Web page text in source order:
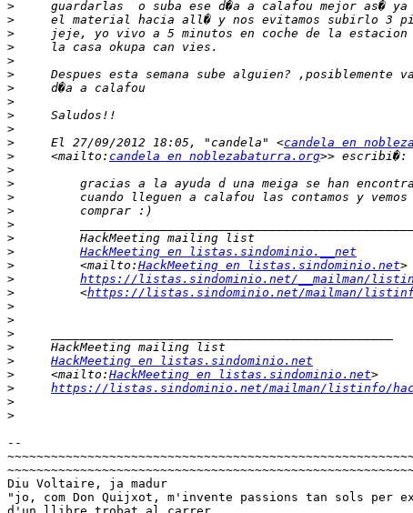
>
>
>
>
>
>
>
>
>
>
>
     El 27/09/2012 18:05, "candela" <
candela en
>
     <mailto:
candela en noblezabaturra.org
>
>
>
>
>
>
>
HackMeeting en listas.sindominio.__net
>
         <mailto:
HackMeeting en listas.sindominio.net
>
https://listas.sindominio.net/__mailman/
>
         <
https://listas.sindominio.net/mailman/
>
>
>
>
>
HackMeeting en listas.sindominio.net
>
     <mailto:
HackMeeting en listas.sindominio.net
>
https://listas.sindominio.net/mailman/listinfo/
>
>
--
Diu Voltaire, ja madur
"jo, com Don Quijxot, m'invente passions tan sols per